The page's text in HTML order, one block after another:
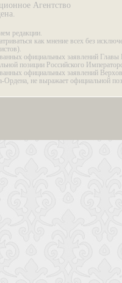
Агентство
редакции.
как мнение всех без
официальных заявлений Главы
позиции Российского
официальных заявлений
Ордена, не выражает официальной